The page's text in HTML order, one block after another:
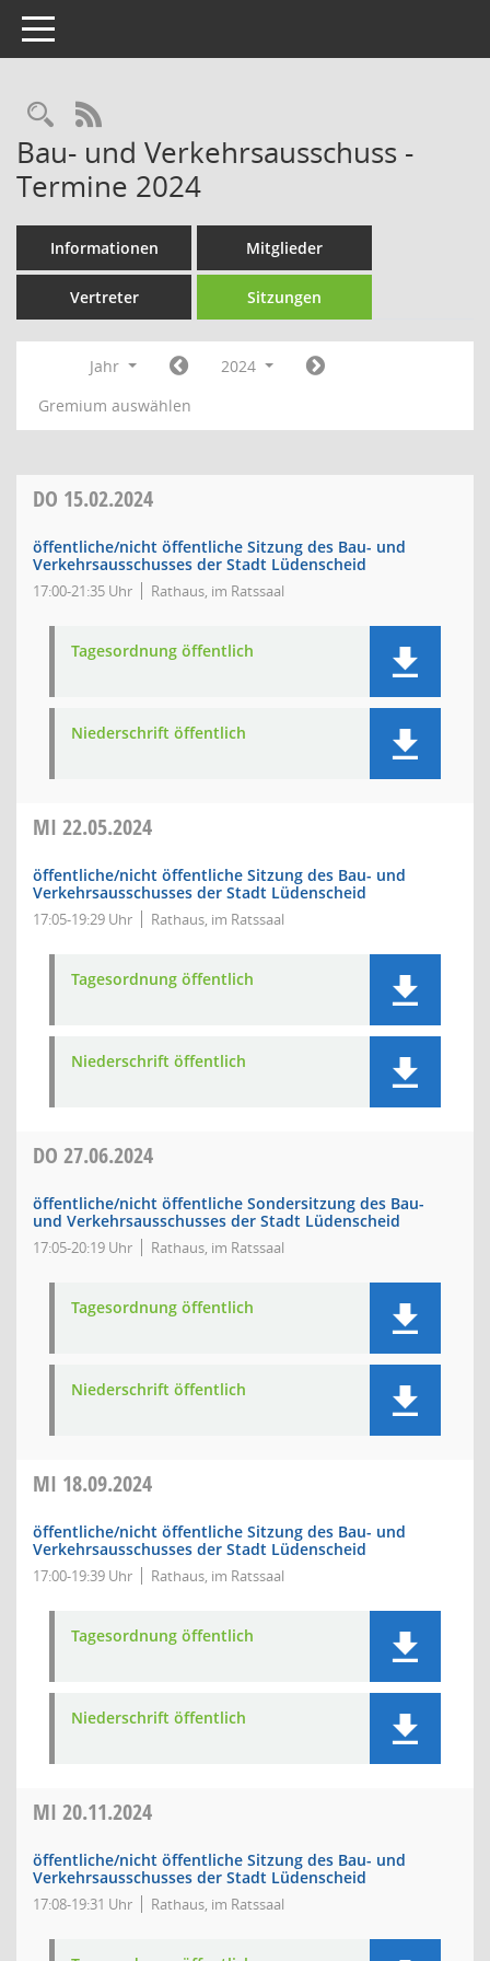
Toggle navigation
Rechercheauswahl
RSS-Feed
Bau- und Verkehrsausschuss -
Termine 2024
Informationen Mitglieder
Vertreter Sitzungen
Jahr
2024
Gremium auswählen
DO 15.02.2024
öffentliche/nicht öffentliche Sitzung des Bau- und
Verkehrsausschusses der Stadt Lüdenscheid
17:00-21:35 Uhr Rathaus, im Ratssaal
Tagesordnung öffentlich
Niederschrift öffentlich
MI 22.05.2024
öffentliche/nicht öffentliche Sitzung des Bau- und
Verkehrsausschusses der Stadt Lüdenscheid
17:05-19:29 Uhr Rathaus, im Ratssaal
Tagesordnung öffentlich
Niederschrift öffentlich
DO 27.06.2024
öffentliche/nicht öffentliche Sondersitzung des Bau-
und Verkehrsausschusses der Stadt Lüdenscheid
17:05-20:19 Uhr Rathaus, im Ratssaal
Tagesordnung öffentlich
Niederschrift öffentlich
MI 18.09.2024
öffentliche/nicht öffentliche Sitzung des Bau- und
Verkehrsausschusses der Stadt Lüdenscheid
17:00-19:39 Uhr Rathaus, im Ratssaal
Tagesordnung öffentlich
Niederschrift öffentlich
MI 20.11.2024
öffentliche/nicht öffentliche Sitzung des Bau- und
Verkehrsausschusses der Stadt Lüdenscheid
17:08-19:31 Uhr Rathaus, im Ratssaal